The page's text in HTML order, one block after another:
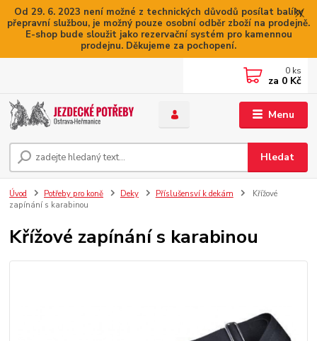
Od 29. 6. 2023 není možné z technických důvodů posílat balíky
přepravní službou, je možný pouze osobní odběr zboží na prodejně.
E-shop bude sloužit jako rezervační systém pro kamennou
prodejnu. Děkujeme za pochopení.
Menu
Hledat
0 ks
za 0 Kč
Úvod Potřeby pro koně Deky Příslušensví k dekám
Křížové
zapínání s karabinou
Křížové zapínání s karabinou